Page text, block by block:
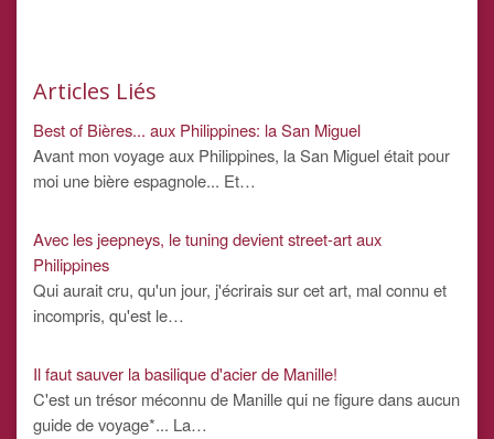
Articles Liés
Best of Bières... aux Philippines: la San Miguel
Avant mon voyage aux Philippines, la San Miguel était pour
moi une bière espagnole... Et…
Avec les jeepneys, le tuning devient street-art aux
Philippines
Qui aurait cru, qu'un jour, j'écrirais sur cet art, mal connu et
incompris, qu'est le…
Il faut sauver la basilique d'acier de Manille!
C'est un trésor méconnu de Manille qui ne figure dans aucun
guide de voyage*... La…